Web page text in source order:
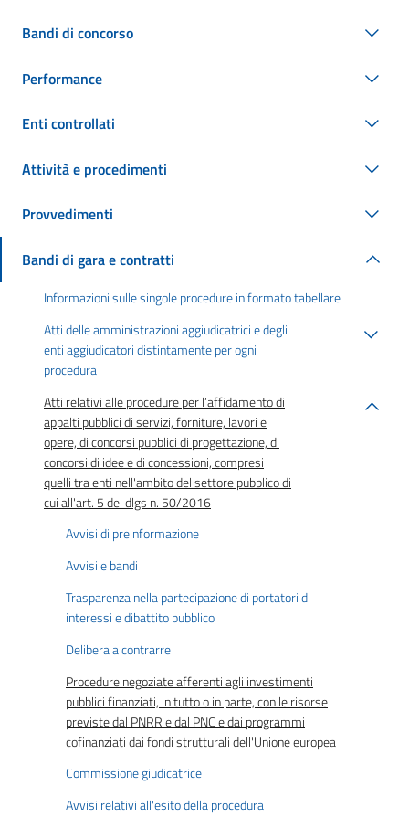
Bandi di concorso
Performance
Enti controllati
Attività e procedimenti
Provvedimenti
Bandi di gara e contratti
Informazioni sulle singole procedure in formato tabellare
Atti delle amministrazioni aggiudicatrici e degli
enti aggiudicatori distintamente per ogni
procedura
Atti relativi alle procedure per l’affidamento di
appalti pubblici di servizi, forniture, lavori e
opere, di concorsi pubblici di progettazione, di
concorsi di idee e di concessioni, compresi
quelli tra enti nell'ambito del settore pubblico di
cui all'art. 5 del dlgs n. 50/2016
Avvisi di preinformazione
Avvisi e bandi
Trasparenza nella partecipazione di portatori di
interessi e dibattito pubblico
Delibera a contrarre
Procedure negoziate afferenti agli investimenti
pubblici finanziati, in tutto o in parte, con le risorse
previste dal PNRR e dal PNC e dai programmi
cofinanziati dai fondi strutturali dell'Unione europea
Commissione giudicatrice
Avvisi relativi all'esito della procedura